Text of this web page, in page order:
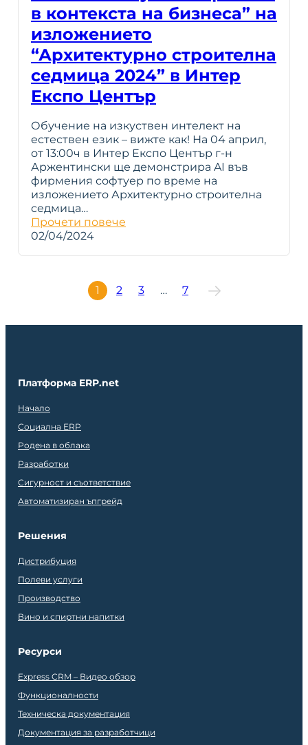
в контекста на бизнеса” на
изложението
“Архитектурно строителна
седмица 2024” в Интер
Експо Център
Обучение на изкуствен интелект на
естествен език – вижте как! На 04 април,
от 13:00ч в Интер Експо Център г-н
Аржентински ще демонстрира AI във
фирмения софтуер по време на
изложението Архитектурно строителна
седмица…
Прочети повече
02/04/2024
1 2 3 … 7
Платформа ERP.net
Начало
Социална ERP
Родена в облака
Разработки
Сигурност и съответствие
Автоматизиран ъпгрейд
Решения
Дистрибуция
Полеви услуги
Производство
Вино и спиртни напитки
Ресурси
Express CRM – Видео обзор
Функционалности
Техническа документация
Документация за разработчици